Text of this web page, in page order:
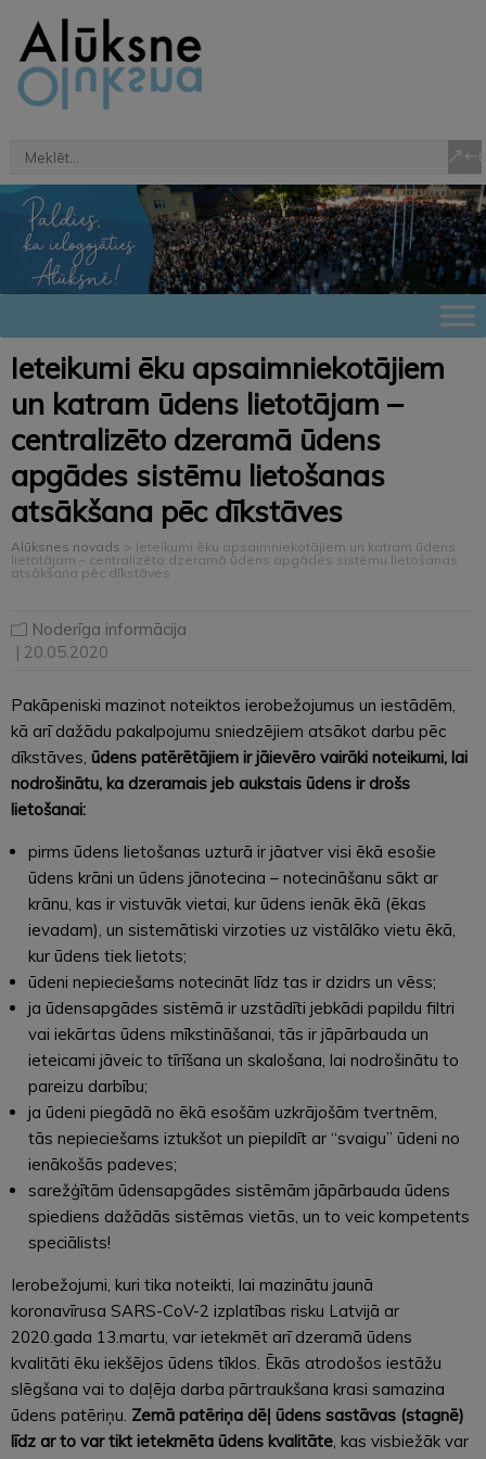
Ieteikumi ēku apsaimniekotājiem
un katram ūdens lietotājam –
centralizēto dzeramā ūdens
apgādes sistēmu lietošanas
atsākšana pēc dīkstāves
Alūksnes novads > Ieteikumi ēku apsaimniekotājiem un katram ūdens
lietotājam – centralizēto dzeramā ūdens apgādes sistēmu lietošanas
atsākšana pēc dīkstāves
Noderīga informācija
| 20.05.2020
Pakāpeniski mazinot noteiktos ierobežojumus un iestādēm,
kā arī dažādu pakalpojumu sniedzējiem atsākot darbu pēc
dīkstāves, ūdens patērētājiem ir jāievēro vairāki noteikumi, lai
nodrošinātu, ka dzeramais jeb aukstais ūdens ir drošs
lietošanai:
pirms ūdens lietošanas uzturā ir jāatver visi ēkā esošie
ūdens krāni un ūdens jānotecina – notecināšanu sākt ar
krānu, kas ir vistuvāk vietai, kur ūdens ienāk ēkā (ēkas
ievadam), un sistemātiski virzoties uz vistālāko vietu ēkā,
kur ūdens tiek lietots;
ūdeni nepieciešams notecināt līdz tas ir dzidrs un vēss;
ja ūdensapgādes sistēmā ir uzstādīti jebkādi papildu filtri
vai iekārtas ūdens mīkstināšanai, tās ir jāpārbauda un
ieteicami jāveic to tīrīšana un skalošana, ​​lai nodrošinātu to
pareizu darbību;
ja ūdeni piegādā no ēkā esošām uzkrājošām tvertnēm,
tās nepieciešams iztukšot un piepildīt ar “svaigu” ūdeni no
ienākošās padeves;
sarežģītām ūdensapgādes sistēmām jāpārbauda ūdens
spiediens dažādās sistēmas vietās, un to veic kompetents
speciālists!
Ierobežojumi, kuri tika noteikti, lai mazinātu jaunā
koronavīrusa SARS-CoV-2 izplatības risku Latvijā ar
2020.gada 13.martu, var ietekmēt arī dzeramā ūdens
kvalitāti ēku iekšējos ūdens tīklos. Ēkās atrodošos iestāžu
slēgšana vai to daļēja darba pārtraukšana krasi samazina
ūdens patēriņu. Zemā patēriņa dēļ ūdens sastāvas (stagnē)
līdz ar to var tikt ietekmēta ūdens kvalitāte , kas visbiežāk var